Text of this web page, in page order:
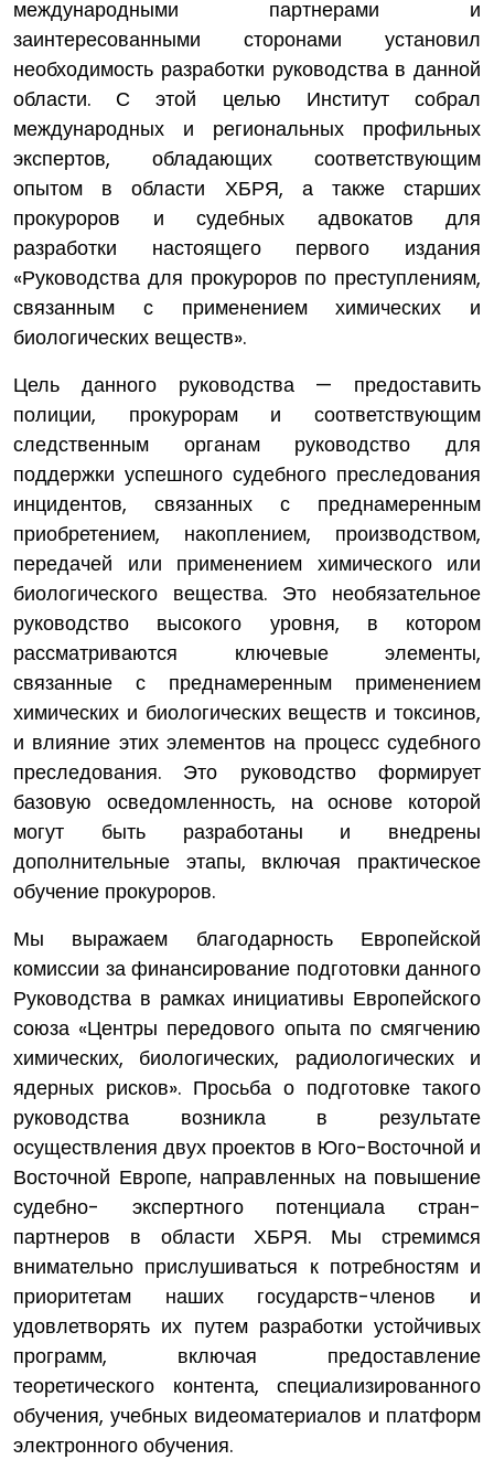
международными партнерами и
заинтересованными сторонами установил
необходимость разработки руководства в данной
области. С этой целью Институт собрал
международных и региональных профильных
экспертов, обладающих соответствующим
опытом в области ХБРЯ, а также старших
прокуроров и судебных адвокатов для
разработки настоящего первого издания
«Руководства для прокуроров по преступлениям,
связанным с применением химических и
биологических веществ».
Цель данного руководства — предоставить
полиции, прокурорам и соответствующим
следственным органам руководство для
поддержки успешного судебного преследования
инцидентов, связанных с преднамеренным
приобретением, накоплением, производством,
передачей или применением химического или
биологического вещества. Это необязательное
руководство высокого уровня, в котором
рассматриваются ключевые элементы,
связанные с преднамеренным применением
химических и биологических веществ и токсинов,
и влияние этих элементов на процесс судебного
преследования. Это руководство формирует
базовую осведомленность, на основе которой
могут быть разработаны и внедрены
дополнительные этапы, включая практическое
обучение прокуроров.
Мы выражаем благодарность Европейской
комиссии за финансирование подготовки данного
Руководства в рамках инициативы Европейского
союза «Центры передового опыта по смягчению
химических, биологических, радиологических и
ядерных рисков». Просьба о подготовке такого
руководства возникла в результате
осуществления двух проектов в Юго-Восточной и
Восточной Европе, направленных на повышение
судебно- экспертного потенциала стран-
партнеров в области ХБРЯ. Мы стремимся
внимательно прислушиваться к потребностям и
приоритетам наших государств-членов и
удовлетворять их путем разработки устойчивых
программ, включая предоставление
теоретического контента, специализированного
обучения, учебных видеоматериалов и платформ
электронного обучения.